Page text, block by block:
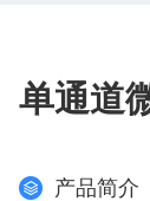
单通道
产品简介